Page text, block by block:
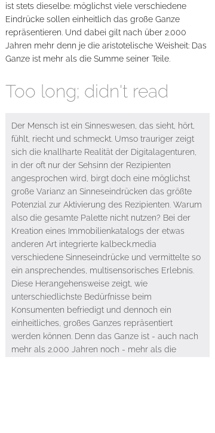
ist stets dieselbe: möglichst viele verschiedene
Eindrücke sollen einheitlich das große Ganze
repräsentieren. Und dabei gilt nach über 2.000
Jahren mehr denn je die aristotelische Weisheit: Das
Ganze ist mehr als die Summe seiner Teile.
Too long; didn't read
Der Mensch ist ein Sinneswesen, das sieht, hört,
fühlt, riecht und schmeckt. Umso trauriger zeigt
sich die knallharte Realität der Digitalagenturen,
in der oft nur der Sehsinn der Rezipienten
angesprochen wird, birgt doch eine möglichst
große Varianz an Sinneseindrücken das größte
Potenzial zur Aktivierung des Rezipienten. Warum
also die gesamte Palette nicht nutzen? Bei der
Kreation eines Immobilienkatalogs der etwas
anderen Art integrierte kalbeck.media
verschiedene Sinneseindrücke und vermittelte so
ein ansprechendes, multisensorisches Erlebnis.
Diese Herangehensweise zeigt, wie
unterschiedlichste Bedürfnisse beim
Konsumenten befriedigt und dennoch ein
einheitliches, großes Ganzes repräsentiert
werden können. Denn das Ganze ist - auch nach
mehr als 2.000 Jahren noch - mehr als die